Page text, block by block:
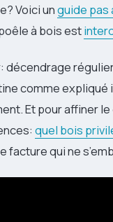
Voici unguide pas
à bois est
décendrage
comme expliqué
Et pour affiner
quel bois
facture qui ne